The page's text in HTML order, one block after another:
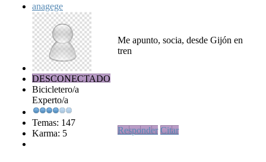
anagege
DESCONECTADO
Bicicletero/a
Experto/a
Temas: 147
Karma: 5
Me apunto, socia, desde Gijón en
tren
Responder Citar